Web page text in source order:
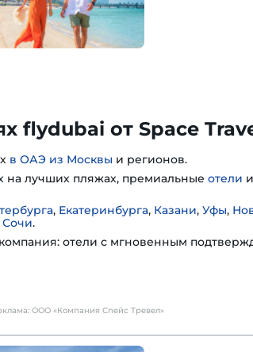
flydubai от Space
в ОАЭ из Москвы и регионов.
на лучших пляжах, премиальные отели
, Екатеринбурга, Казани, Уфы,
Сочи.
отели с мгновенным
ООО «Компания Спейс Тревел»